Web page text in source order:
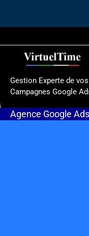
au
Gestion Experte de vos
Campagnes Google
Agence Google Ads